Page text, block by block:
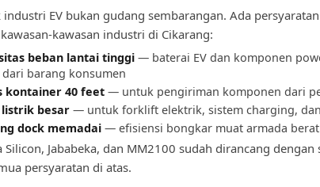
EV bukan gudang sembarangan. Ada
kawasan industri di Cikarang:
beban lantai tinggi — baterai EV dan komponen
dari barang konsumen
kontainer 40 feet — untuk pengiriman komponen dari
listrik besar — untuk forklift elektrik, sistem charging,
dock memadai — efisiensi bongkar muat armada berat
Silicon, Jababeka, dan MM2100 sudah dirancang
persyaratan di atas.